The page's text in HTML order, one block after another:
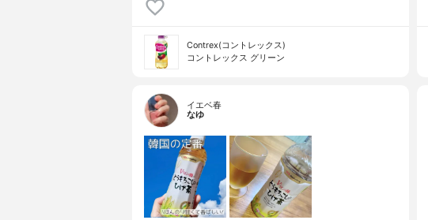
Contrex(コントレックス)
コントレックス グリーン
イエベ春
なゆ